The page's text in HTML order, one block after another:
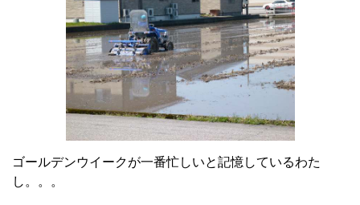
ゴールデンウイークが一番忙しいと記憶しているわた
し。。。